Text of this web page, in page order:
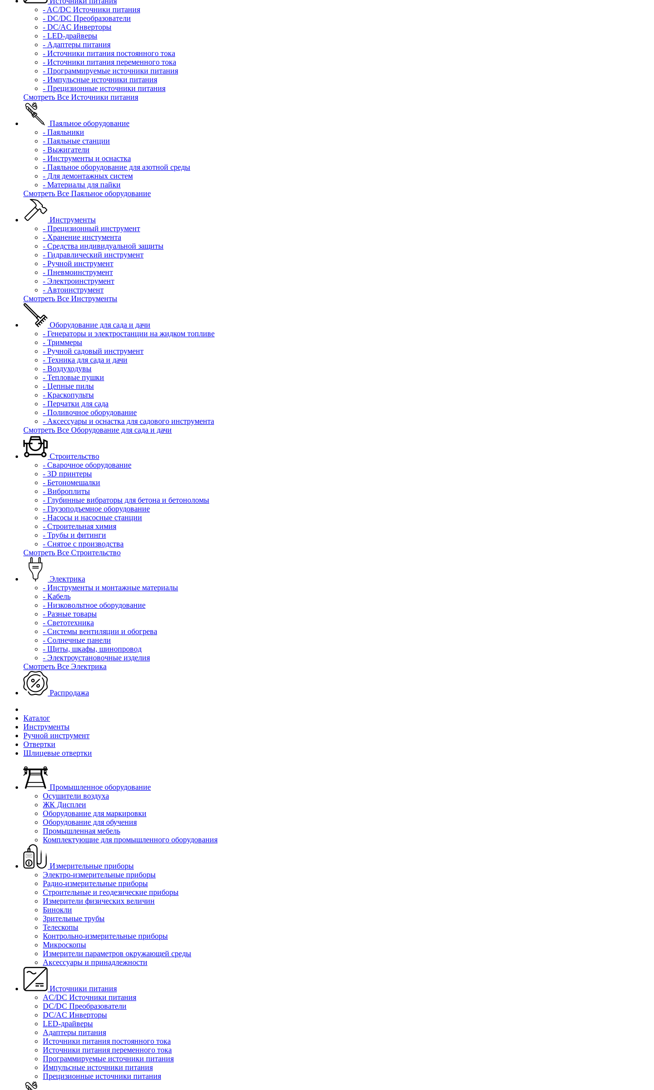
- AC/DC Источники питания
- DC/DC Преобразователи
- DC/AC Инверторы
- LED-драйверы
- Адаптеры питания
- Источники питания постоянного тока
- Источники питания переменного тока
- Программируемые источники питания
- Импульсные источники питания
- Прецизионные источники питания
Смотреть Все Источники питания
Паяльное оборудование
- Паяльники
- Паяльные станции
- Выжигатели
- Инструменты и оснастка
- Паяльное оборудование для азотной среды
- Для демонтажных систем
- Материалы для пайки
Смотреть Все Паяльное оборудование
Инструменты
- Прецизионный инструмент
- Хранение инстумента
- Средства индивидуальной защиты
- Гидравлический инструмент
- Ручной инструмент
- Пневмоинструмент
- Электроинструмент
- Автоинструмент
Смотреть Все Инструменты
Оборудование для сада и дачи
- Генераторы и электростанции на жидком топливе
- Триммеры
- Ручной садовый инструмент
- Техника для сада и дачи
- Воздуходувы
- Тепловые пушки
- Цепные пилы
- Краскопульты
- Перчатки для сада
- Поливочное оборудование
- Аксессуары и оснастка для садового инструмента
Смотреть Все Оборудование для сада и дачи
Строительство
- Сварочное оборудование
- 3D принтеры
- Бетономешалки
- Виброплиты
- Глубинные вибраторы для бетона и бетоноломы
- Грузоподъемное оборудование
- Насосы и насосные станции
- Строительная химия
- Трубы и фитинги
- Снятое с производства
Смотреть Все Строительство
Электрика
- Инструменты и монтажные материалы
- Кабель
- Низковольтное оборудование
- Разные товары
- Светотехника
- Системы вентиляции и обогрева
- Солнечные панели
- Щиты, шкафы, шинопровод
- Электроустановочные изделия
Смотреть Все Электрика
Распродажа
Каталог
Инструменты
Ручной инструмент
Отвертки
Шлицевые отвертки
Промышленное оборудование
Осушители воздуха
ЖК Дисплеи
Оборудование для маркировки
Оборудование для обучения
Промышленная мебель
Комплектующие для промышленного оборудования
Измерительные приборы
Электро-измерительные приборы
Радио-измерительные приборы
Строительные и геодезические приборы
Измерители физических величин
Бинокли
Зрительные трубы
Телескопы
Контрольно-измерительные приборы
Микроскопы
Измерители параметров окружающей среды
Аксессуары и принадлежности
Источники питания
AC/DC Источники питания
DC/DC Преобразователи
DC/AC Инверторы
LED-драйверы
Адаптеры питания
Источники питания постоянного тока
Источники питания переменного тока
Программируемые источники питания
Импульсные источники питания
Прецизионные источники питания